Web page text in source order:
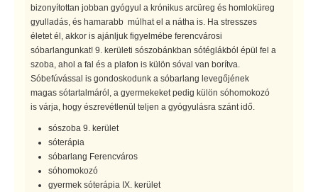
bizonyítottan jobban gyógyul a krónikus arcüreg és homloküreg
gyulladás, és hamarabb múlhat el a nátha is. Ha stresszes
életet él, akkor is ajánljuk figyelmébe ferencvárosi
sóbarlangunkat! 9. kerületi sószobánkban sótéglákból épül fel a
szoba, ahol a fal és a plafon is külön sóval van borítva.
Sóbefúvással is gondoskodunk a sóbarlang levegőjének
magas sótartalmáról, a gyermekeket pedig külön sóhomokozó
is várja, hogy észrevétlenül teljen a gyógyulásra szánt idő.
sószoba 9. kerület
sóterápia
sóbarlang Ferencváros
sóhomokozó
gyermek sóterápia IX. kerület